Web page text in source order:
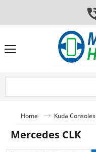
Home Kuda Consoles
Mercedes CLK